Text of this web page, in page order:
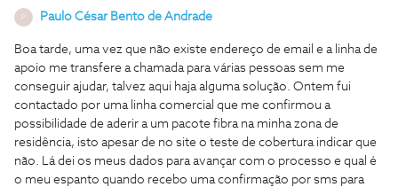
Paulo César Bento de Andrade
Boa tarde, uma vez que não existe endereço de email e a linha de
apoio me transfere a chamada para várias pessoas sem me
conseguir ajudar, talvez aqui haja alguma solução. Ontem fui
contactado por uma linha comercial que me confirmou a
possibilidade de aderir a um pacote fibra na minha zona de
residência, isto apesar de no site o teste de cobertura indicar que
não. Lá dei os meus dados para avançar com o processo e qual é
o meu espanto quando recebo uma confirmação por sms para